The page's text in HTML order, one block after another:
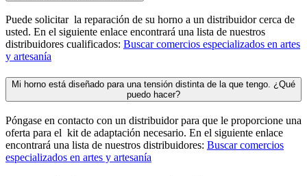
Puede solicitar la reparación de su horno a un distribuidor cerca de
usted. En el siguiente enlace encontrará una lista de nuestros
distribuidores cualificados: Buscar comercios especializados en artes
y artesanía
Mi horno está diseñado para una tensión distinta de la que tengo. ¿Qué
puedo hacer?
Póngase en contacto con un distribuidor para que le proporcione una
oferta para el kit de adaptación necesario. En el siguiente enlace
encontrará una lista de nuestros distribuidores: Buscar comercios
especializados en artes y artesanía